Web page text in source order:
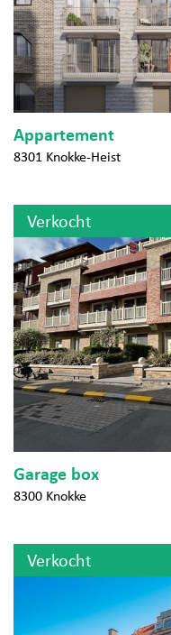
Appartement
8301 Knokke-Heist
Verkocht
Garage box
8300 Knokke
Verkocht